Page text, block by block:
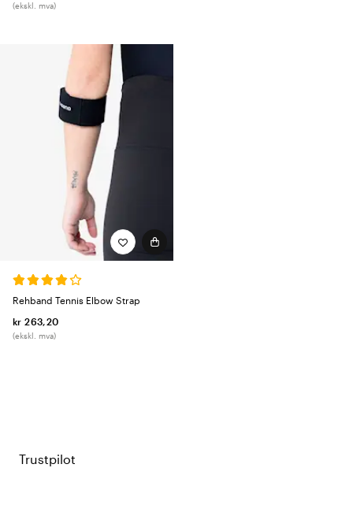
(ekskl. mva)
Rehband Tennis Elbow Strap
kr 263,20
(ekskl. mva)
Trustpilot